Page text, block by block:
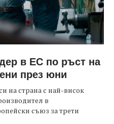
в ЕС по ръст на
през юни
на страна с най-висок
в
съюз за трети